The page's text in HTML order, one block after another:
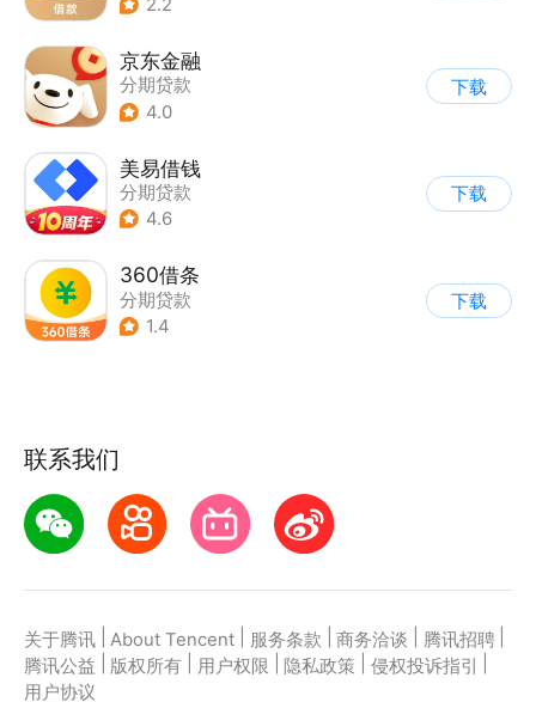
2.2
京东金融
分期贷款
4.0
下载
美易借钱
分期贷款
4.6
下载
360借条
分期贷款
1.4
下载
联系我们
关于腾讯 About Tencent 服务条款 商务洽谈 腾讯招聘
腾讯公益
版权所有 用户权限 隐私政策 侵权投诉指引
用户协议